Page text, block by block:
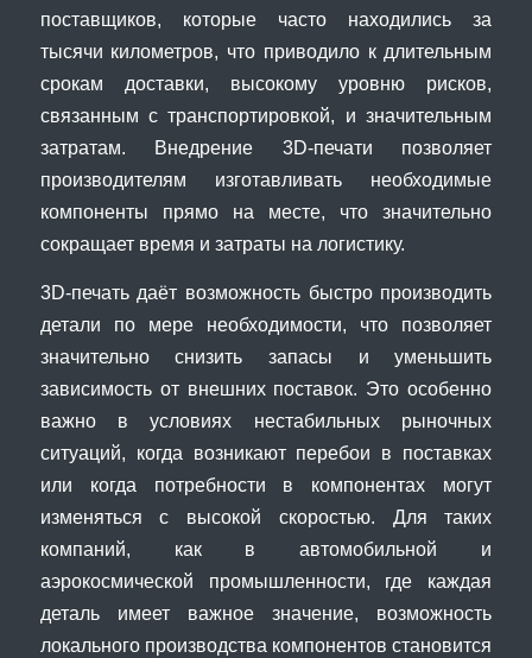
поставщиков, которые часто находились за
тысячи километров, что приводило к длительным
срокам доставки, высокому уровню рисков,
связанным с транспортировкой, и значительным
затратам. Внедрение 3D-печати позволяет
производителям изготавливать необходимые
компоненты прямо на месте, что значительно
сокращает время и затраты на логистику.
3D-печать даёт возможность быстро производить
детали по мере необходимости, что позволяет
значительно снизить запасы и уменьшить
зависимость от внешних поставок. Это особенно
важно в условиях нестабильных рыночных
ситуаций, когда возникают перебои в поставках
или когда потребности в компонентах могут
изменяться с высокой скоростью. Для таких
компаний, как в автомобильной и
аэрокосмической промышленности, где каждая
деталь имеет важное значение, возможность
локального производства компонентов становится